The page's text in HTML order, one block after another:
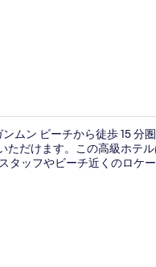
ムン ビーチから徒歩 15 分
だけます。この高級ホテ
ッフやビーチ近くのロケ